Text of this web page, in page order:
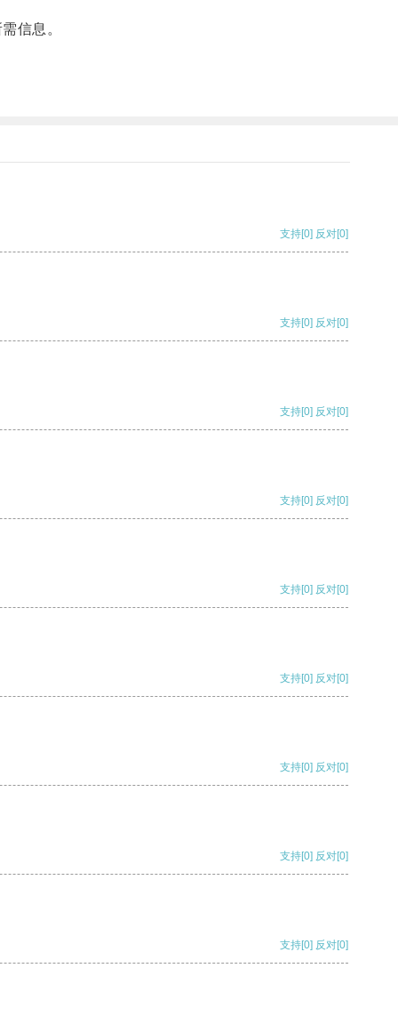
信息。
支持[0] 反对[0]
支持[0] 反对[0]
支持[0] 反对[0]
支持[0] 反对[0]
支持[0] 反对[0]
支持[0] 反对[0]
支持[0] 反对[0]
支持[0] 反对[0]
支持[0] 反对[0]